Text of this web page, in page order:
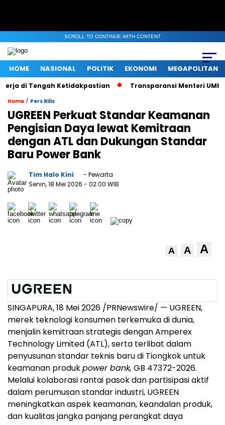
SCROLL TO CONTINUE WITH CONTENT
HOME NASIONAL POLITIK EKONOMI MEGAPOLITAN
di Tengah Ketidakpastian Transparansi Menteri UMKM
Home / Pers Rilis
UGREEN Perkuat Standar Keamanan
Pengisian Daya lewat Kemitraan
dengan ATL dan Dukungan Standar
Baru Power Bank
Tim Halo Kini
- Pewarta
Senin, 18 Mei 2026 - 02:00 WIB
A A A
SINGAPURA, 18 Mei 2026 /PRNewswire/ — UGREEN,
merek teknologi konsumen terkemuka di dunia,
menjalin kemitraan strategis dengan Amperex
Technology Limited (ATL), serta terlibat dalam
penyusunan standar teknis baru di Tiongkok untuk
keamanan produkpower bank, GB 47372-2026.
Melalui kolaborasi rantai pasok dan partisipasi aktif
dalam perumusan standar industri, UGREEN
meningkatkan aspek keamanan, keandalan produk,
dan kualitas jangka panjang perangkat daya